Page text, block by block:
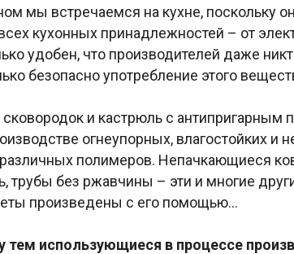
мы встречаемся на кухне, поскольку
кухонных принадлежностей – от
удобен, что производителей даже
безопасно употребление этого
и кастрюль с антипригарным
огнеупорных, влагостойких и
полимеров. Непачкающиеся
трубы без ржавчины – эти и многие
произведены с его помощью…
использующиеся в процессе